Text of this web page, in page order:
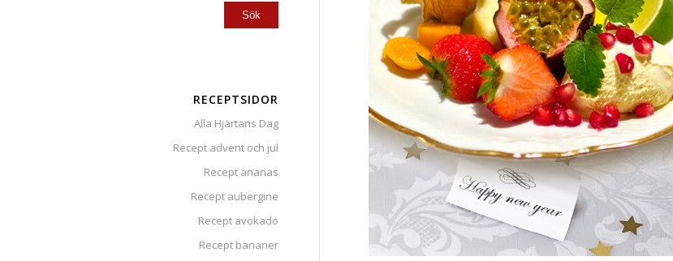
RECEPTSIDOR
Alla Hjärtans Dag
Recept advent och jul
Recept ananas
Recept aubergine
Recept avokado
Recept bananer